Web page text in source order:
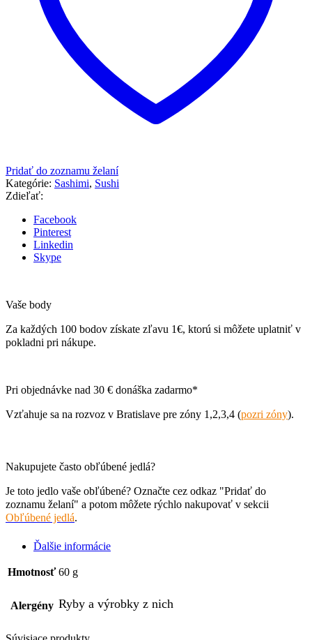
Pridať do zoznamu želaní
Kategórie: Sashimi, Sushi
Zdieľať:
Facebook
Pinterest
Linkedin
Skype
Vaše body
Za každých 100 bodov získate zľavu 1€, ktorú si môžete uplatniť v
pokladni pri nákupe.
Pri objednávke nad 30 € donáška zadarmo*
Vzťahuje sa na rozvoz v Bratislave pre zóny 1,2,3,4 (pozri zóny).
Nakupujete často obľúbené jedlá?
Je toto jedlo vaše obľúbené? Označte cez odkaz "Pridať do
zoznamu želaní" a potom môžete rýchlo nakupovať v sekcii
Obľúbené jedlá.
Ďalšie informácie
Hmotnosť 60 g
Alergény Ryby a výrobky z nich